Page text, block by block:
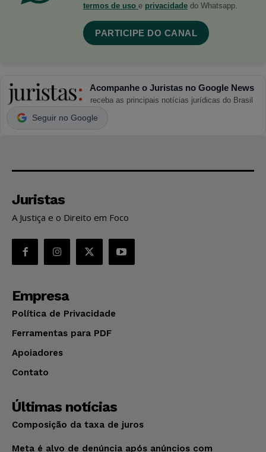
termos de uso e privacidade do Whatsapp.
PARTICIPE DO CANAL
Acompanhe o Juristas no Google News
receba as principais notícias jurídicas do Brasil
Seguir no Google
Juristas
A Justiça e o Direito em Foco
Empresa
Política de Privacidade
Ferramentas para PDF
Apoiadores
Contato
Últimas notícias
Composição da taxa de juros
Meta é alvo de denúncia após anúncios com